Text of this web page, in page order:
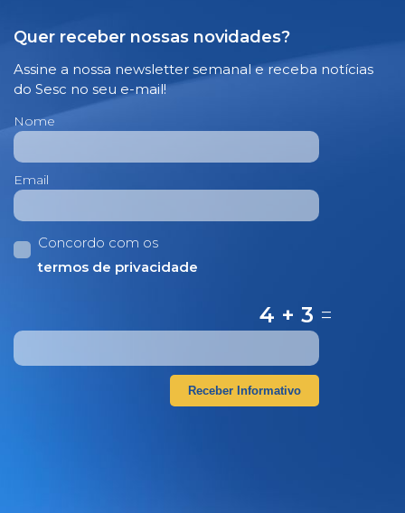
Quer receber nossas novidades?
Assine a nossa newsletter semanal e receba notícias
do Sesc no seu e-mail!
Nome
Email
Concordo com os
termos de privacidade
4 + 3 =
Receber Informativo